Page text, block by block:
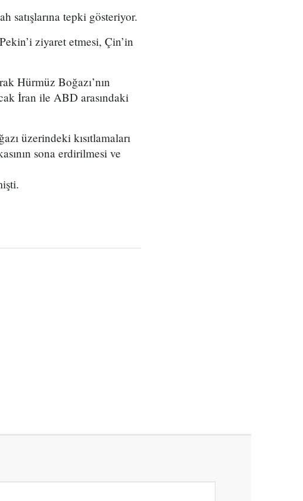
satışlarına tepki gösteriyor.
ziyaret etmesi, Çin’in
Hürmüz Boğazı’nın
İran ile ABD arasındaki
üzerindeki kısıtlamaları
sona erdirilmesi ve